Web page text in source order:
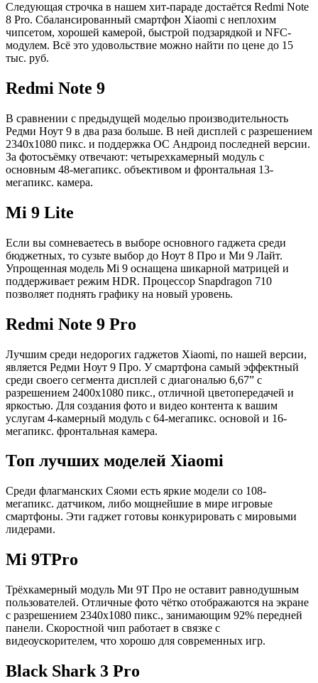
Следующая строчка в нашем хит-параде достаётся Redmi Note
8 Pro. Сбалансированный смартфон Xiaomi с неплохим
чипсетом, хорошей камерой, быстрой подзарядкой и NFC-
модулем. Всё это удовольствие можно найти по цене до 15
тыс. руб.
Redmi Note 9
В сравнении с предыдущей моделью производительность
Редми Ноут 9 в два раза больше. В ней дисплей с разрешением
2340х1080 пикс. и поддержка ОС Андроид последней версии.
За фотосъёмку отвечают: четырехкамерный модуль с
основным 48-мегапикс. объективом и фронтальная 13-
мегапикс. камера.
Mi 9 Lite
Если вы сомневаетесь в выборе основного гаджета среди
бюджетных, то сузьте выбор до Ноут 8 Про и Ми 9 Лайт.
Упрощенная модель Mi 9 оснащена шикарной матрицей и
поддерживает режим HDR. Процессор Snapdragon 710
позволяет поднять графику на новый уровень.
Redmi Note 9 Pro
Лучшим среди недорогих гаджетов Xiaomi, по нашей версии,
является Редми Ноут 9 Про. У смартфона самый эффектный
среди своего сегмента дисплей с диагональю 6,67” с
разрешением 2400х1080 пикс., отличной цветопередачей и
яркостью. Для создания фото и видео контента к вашим
услугам 4-камерный модуль с 64-мегапикс. основой и 16-
мегапикс. фронтальная камера.
Топ лучших моделей Xiaomi
Среди флагманских Сяоми есть яркие модели со 108-
мегапикс. датчиком, либо мощнейшие в мире игровые
смартфоны. Эти гаджет готовы конкурировать с мировыми
лидерами.
Mi 9TPro
Трёхкамерный модуль Ми 9Т Про не оставит равнодушным
пользователей. Отличные фото чётко отображаются на экране
с разрешением 2340х1080 пикс., занимающим 92% передней
панели. Скоростной чип работает в связке с
видеоускорителем, что хорошо для современных игр.
Black Shark 3 Pro